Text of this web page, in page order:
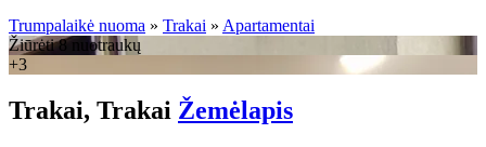
Trumpalaikė nuoma » Trakai » Apartamentai
Žiūrėti 8 nuotraukų
+3
Trakai, Trakai Žemėlapis